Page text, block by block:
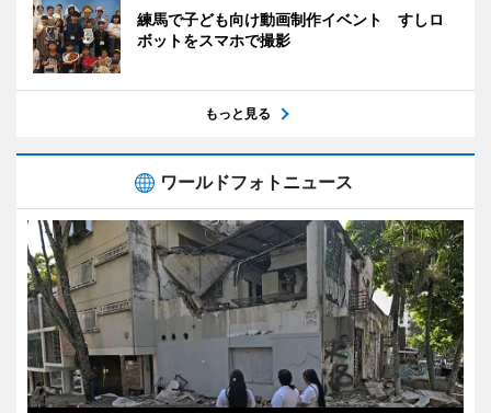
練馬で子ども向け動画制作イベント すしロ
ボットをスマホで撮影
もっと見る
ワールドフォトニュース